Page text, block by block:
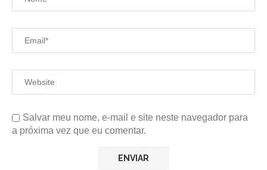
Salvar meu nome, e-mail e site neste navegador para
a próxima vez que eu comentar.